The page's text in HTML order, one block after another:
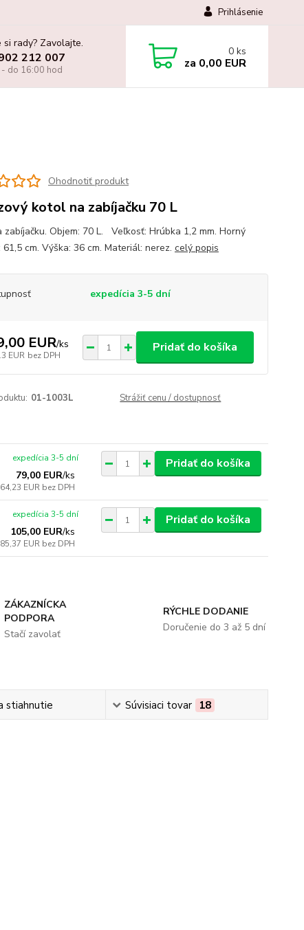
Prihlásenie
si rady? Zavolajte.
212 007
do 16:00 hod
0 ks
za 0,00 EUR
Ohodnotiť produkt
kotol na zabíjačku 70 L
zabíjačku. Objem: 70 L. Veľkosť: Hrúbka 1,2 mm. Horný
61,5 cm. Výška: 36 cm. Materiál: nerez. celý popis
expedícia 3-5 dní
EUR/ks
EUR bez DPH
Pridať do košíka
01-1003L Strážiť cenu / dostupnosť
79,00 EUR/ks
64,23 EUR bez DPH
expedícia 3-5 dní Pridať do košíka
105,00 EUR/ks
85,37 EUR bez DPH
expedícia 3-5 dní Pridať do košíka
ZÁKAZNÍCKA
PODPORA
Stačí zavolať
RÝCHLE DODANIE
Doručenie do 3 až 5 dní
stiahnutie Súvisiaci tovar 18